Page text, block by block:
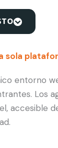
sola
entorno
Los
accesible